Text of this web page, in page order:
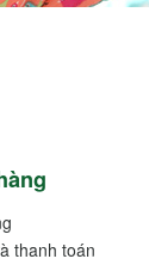
thanh toán